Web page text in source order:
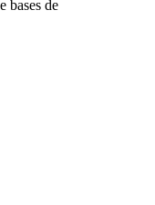
bases de